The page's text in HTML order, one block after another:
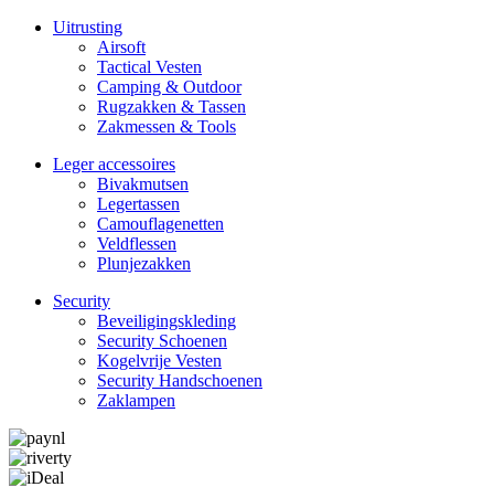
Uitrusting
Airsoft
Tactical Ves­ten
Camping & Outdoor
Rugzakken & Tassen
Zakmessen & Tools
Leger accessoires
Bivakmutsen
Legertassen
Camouflage­­netten
Veldflessen
Plunjezakken
Security
Beveiligings­­kleding
Security Schoenen
Kogelvrije Vesten
Security Hand­­schoenen
Zaklampen